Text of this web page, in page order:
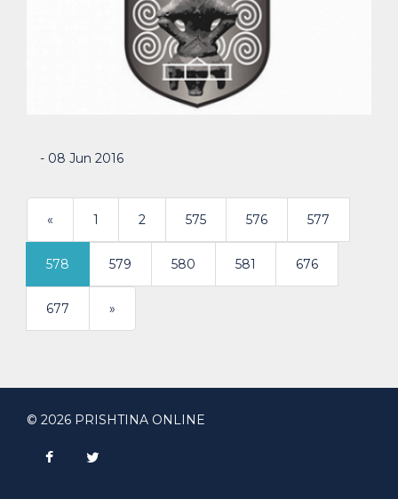
- 08 Jun 2016
« 1 2 575 576 577
578 579 580 581 676
677 »
© 2026 PRISHTINA ONLINE